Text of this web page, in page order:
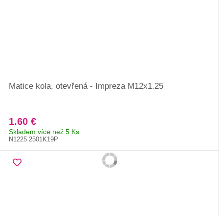
Matice kola, otevřená - Impreza M12x1.25
1.60 €
Skladem více než 5 Ks
N1225 2501K19P